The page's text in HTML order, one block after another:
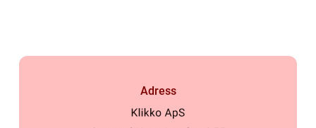
Adress